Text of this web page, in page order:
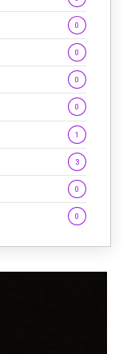
0
0
0
0
1
3
0
0